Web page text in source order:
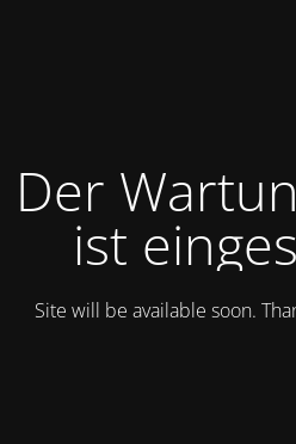
Der
ist
Site will be available soon.